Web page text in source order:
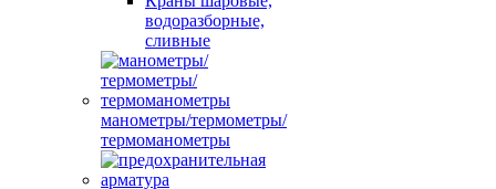
водоразборные,
сливные
манометры/термометры/
термоманометры